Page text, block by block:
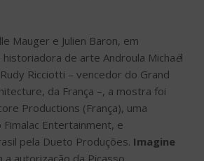
Mauger e Julien Baron, em
historiadora de arte Androula Michaël
Ricciotti – vencedor do Grand
da França –, a mostra foi
Productions (França), uma
Entertainment, e
pela Dueto Produções. Imagine